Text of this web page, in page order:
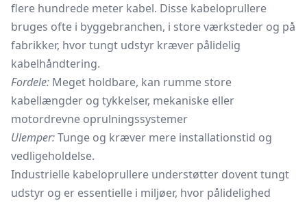
flere hundrede meter kabel. Disse kabeloprullere
bruges ofte i byggebranchen, i store værksteder og på
fabrikker, hvor tungt udstyr kræver pålidelig
kabelhåndtering.
Fordele: Meget holdbare, kan rumme store
kabellængder og tykkelser, mekaniske eller
motordrevne oprulningssystemer
Ulemper:Tunge og kræver mere installationstid og
vedligeholdelse.
Industrielle kabeloprullere understøtter dovent tungt
udstyr og er essentielle i miljøer, hvor pålidelighed